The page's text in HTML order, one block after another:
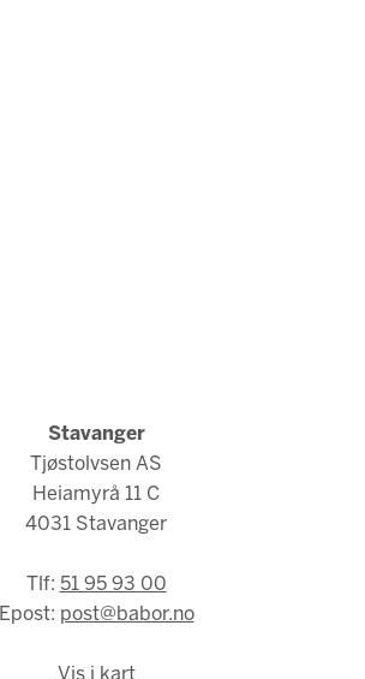
Stavanger
Tjøstolvsen AS
Heiamyrå 11 C
4031 Stavanger
Tlf: 51 95 93 00
Epost: post@babor.no
Vis i kart